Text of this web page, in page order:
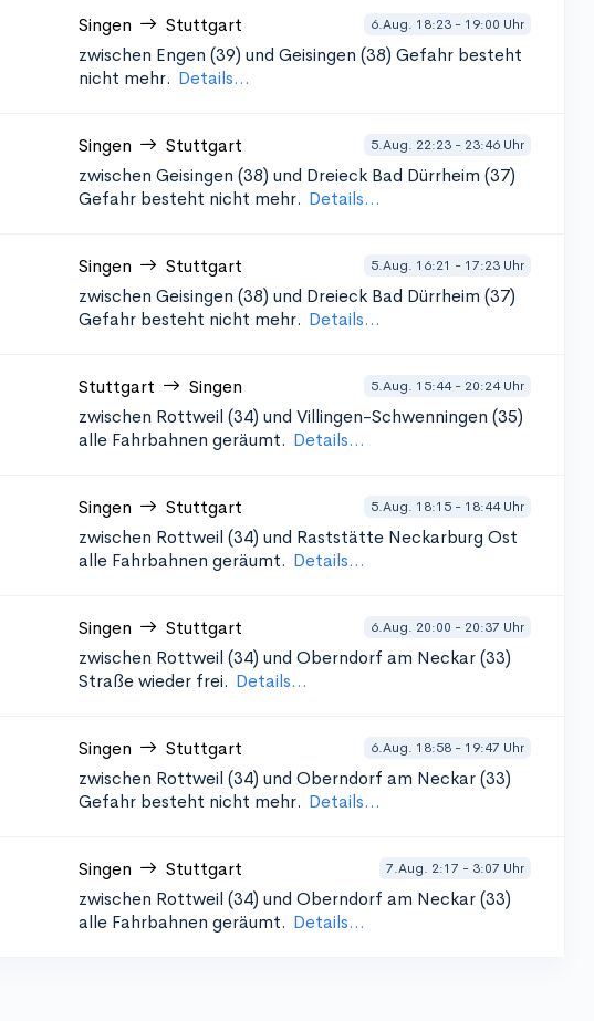
Singen Stuttgart 6.Aug. 18:23 - 19:00 Uhr
zwischen Engen (39) und Geisingen (38) Gefahr besteht
nicht mehr. Details...
Singen Stuttgart 5.Aug. 22:23 - 23:46 Uhr
zwischen Geisingen (38) und Dreieck Bad Dürrheim (37)
Gefahr besteht nicht mehr. Details...
Singen Stuttgart 5.Aug. 16:21 - 17:23 Uhr
zwischen Geisingen (38) und Dreieck Bad Dürrheim (37)
Gefahr besteht nicht mehr. Details...
Stuttgart Singen 5.Aug. 15:44 - 20:24 Uhr
zwischen Rottweil (34) und Villingen-Schwenningen (35)
alle Fahrbahnen geräumt. Details...
Singen Stuttgart 5.Aug. 18:15 - 18:44 Uhr
zwischen Rottweil (34) und Raststätte Neckarburg Ost
alle Fahrbahnen geräumt. Details...
Singen Stuttgart 6.Aug. 20:00 - 20:37 Uhr
zwischen Rottweil (34) und Oberndorf am Neckar (33)
Straße wieder frei. Details...
Singen Stuttgart 6.Aug. 18:58 - 19:47 Uhr
zwischen Rottweil (34) und Oberndorf am Neckar (33)
Gefahr besteht nicht mehr. Details...
Singen Stuttgart 7.Aug. 2:17 - 3:07 Uhr
zwischen Rottweil (34) und Oberndorf am Neckar (33)
alle Fahrbahnen geräumt. Details...